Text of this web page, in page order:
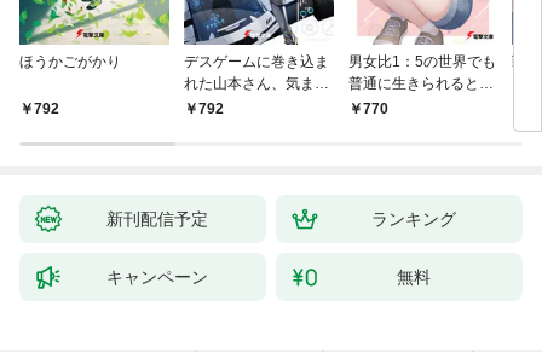
ほうかごがかり
792
デスゲームに巻き込ま
れた山本さん、気まま
にゲームバランスを崩
792
男女比1：5の世界でも
普通に生きられると思
った？ ～激重感情な
770
戦
特
新刊配信予定 ランキング
キャンペーン 無料